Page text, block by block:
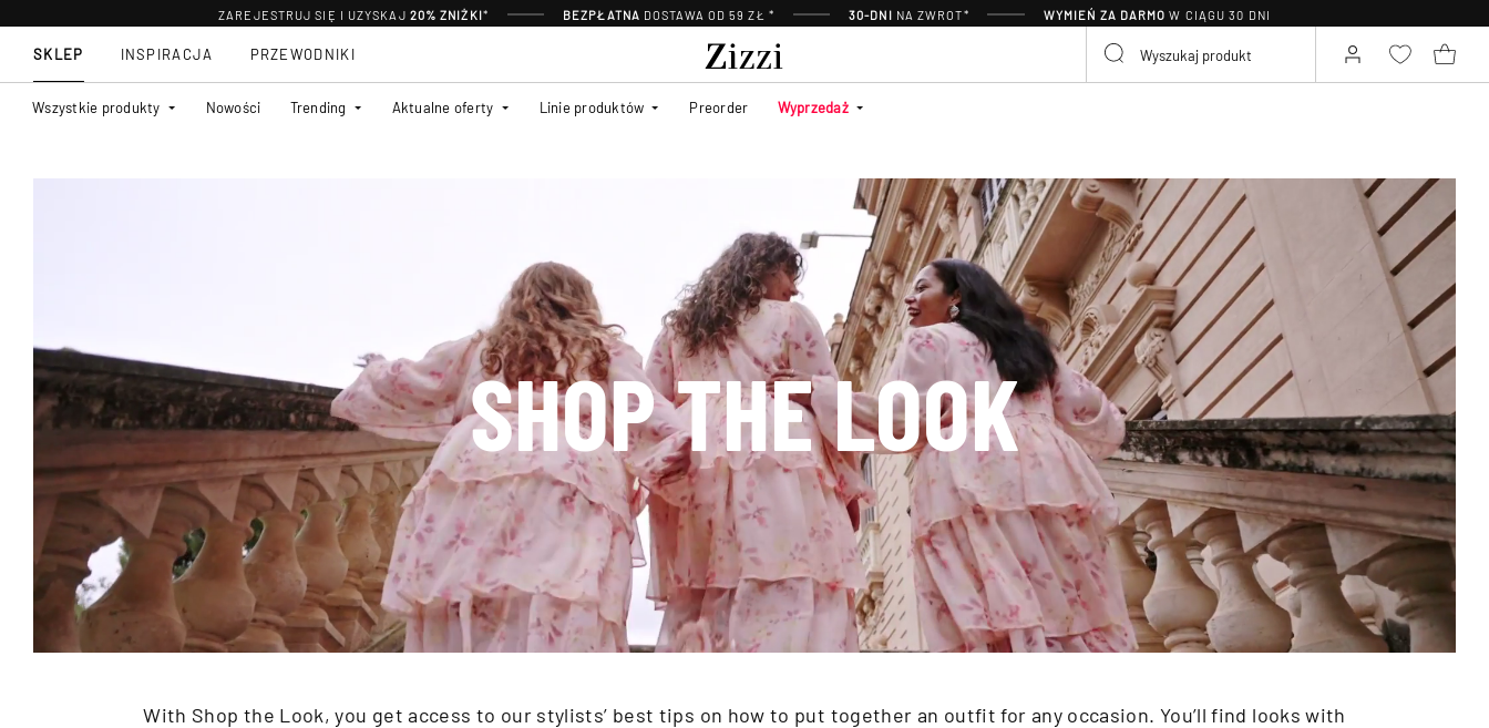
ZAREJESTRUJ SIĘ I UZYSKAJ 20% ZNIŻKI* BEZPŁATNA DOSTAWA OD 59 ZŁ * 30-DNI NA ZWROT* WYMIEŃ ZA DARMO W CIĄGU 30 DNI
SKLEP
Wszystkie produkty Nowości Trending Aktualne oferty Linie produktów Preorder Wyprzedaż
INSPIRACJA PRZEWODNIKI
SHOP THE LOOK
With Shop the Look, you get access to our stylists’ best tips on how to put together an outfit for any occasion. You’ll find looks with